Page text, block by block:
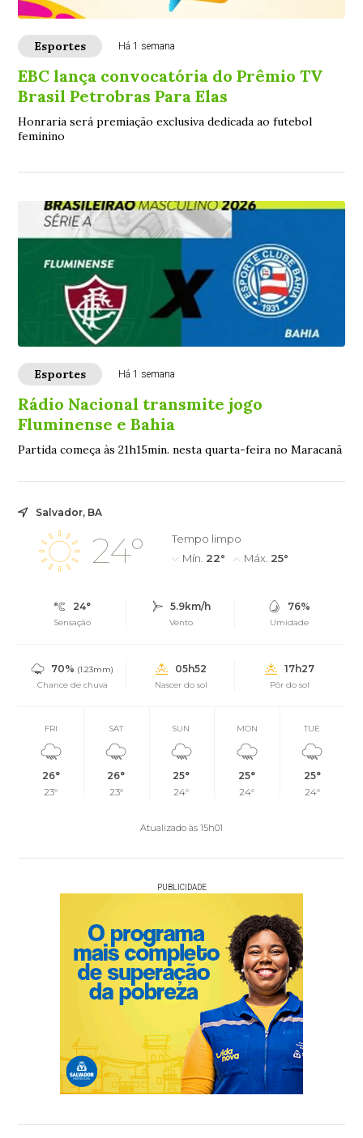
Esportes Há 1 semana
EBC lança convocatória do Prêmio TV
Brasil Petrobras Para Elas
Honraria será premiação exclusiva dedicada ao futebol
feminino
Esportes Há 1 semana
Rádio Nacional transmite jogo
Fluminense e Bahia
Partida começa às 21h15min. nesta quarta-feira no Maracanã
Salvador, BA
24°
Tempo limpo
Mín. 22° Máx. 25°
24°
Sensação
5.9km/h
Vento
76%
Umidade
70% (1.23mm)
Chance de chuva
05h52
Nascer do sol
17h27
Pôr do sol
FRI
26°
23°
SAT
26°
23°
SUN
25°
24°
MON
25°
24°
TUE
25°
24°
Atualizado às 15h01
PUBLICIDADE